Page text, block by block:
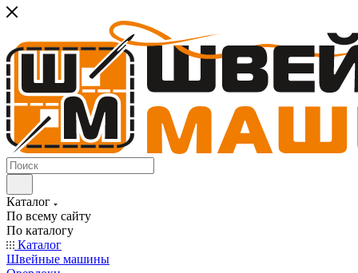
Каталог
По всему сайту
По каталогу
Каталог
Швейные машины